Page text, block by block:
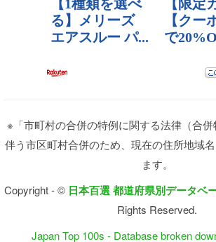
※「市町村の合併の特例に関する法律（合
伴う市区町村合併のため、現在の住所地域
ます。
Copyright - © 日本百選 都道府県別データベ
Rights Reserved.
Japan Top 100s - Database broken